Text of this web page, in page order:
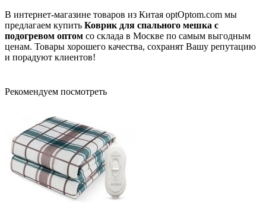
В интернет-магазине товаров из Китая optOptom.com мы
предлагаем купить Коврик для спального мешка с
подогревом оптом со склада в Москве по самым выгодным
ценам. Товары хорошего качества, сохранят Вашу репутацию
и порадуют клиентов!
Рекомендуем посмотреть